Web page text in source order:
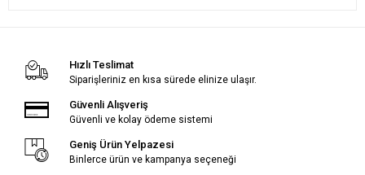
Hızlı Teslimat
Siparişleriniz en kısa sürede elinize ulaşır.
Güvenli Alışveriş
Güvenli ve kolay ödeme sistemi
Geniş Ürün Yelpazesi
Binlerce ürün ve kampanya seçeneği